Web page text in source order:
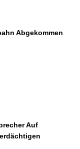
Abgekommen
Auf